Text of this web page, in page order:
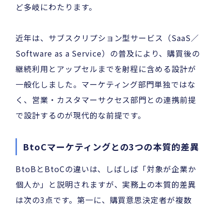
ど多岐にわたります。
近年は、サブスクリプション型サービス（SaaS／
Software as a Service）の普及により、購買後の
継続利用とアップセルまでを射程に含める設計が
一般化しました。マーケティング部門単独ではな
く、営業・カスタマーサクセス部門との連携前提
で設計するのが現代的な前提です。
BtoCマーケティングとの3つの本質的差異
BtoBとBtoCの違いは、しばしば「対象が企業か
個人か」と説明されますが、実務上の本質的差異
は次の3点です。第一に、購買意思決定者が複数